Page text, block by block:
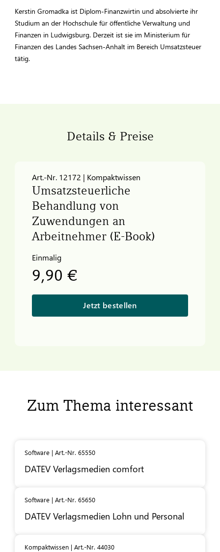
Kerstin Gromadka ist Diplom-Finanzwirtin und absolvierte ihr
Studium an der Hochschule für öffentliche Verwaltung und
Finanzen in Ludwigsburg. Derzeit ist sie im Ministerium für
Finanzen des Landes Sachsen-Anhalt im Bereich Umsatzsteuer
tätig.
Details & Preise
Art.-Nr. 12172 | Kompaktwissen
Umsatzsteuerliche
Behandlung von
Zuwendungen an
Arbeitnehmer (E-Book)
Einmalig
9,90 €
Jetzt bestellen
Zum Thema interessant
Software | Art.-Nr. 65550
DATEV Verlagsmedien comfort
Software | Art.-Nr. 65650
DATEV Verlagsmedien Lohn und Personal
Kompaktwissen | Art.-Nr. 44030